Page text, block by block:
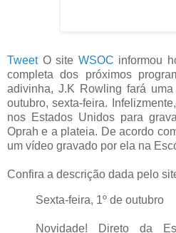
TweetO site WSOC informou
completa dos próximos
adivinha, J.K Rowling fará
outubro, sexta-feira.
nos Estados Unidos para
Oprah e a plateia. De acordo
um vídeo gravado por ela na
Confira a descrição dada pelo
Sexta-feira, 1º de outubro
Novidade! Direto da